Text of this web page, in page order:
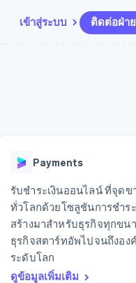
เข้าสู่ระบบ ติดต่อฝ่า
Radar
การก่อตั้
Climate
การขจัด
นะ API
Payments
รับชำระเงินออนไลน์ ที่จุดข
ทั่วโลกด้วยโซลูชันการชำร
สร้างมาสำหรับธุรกิจทุกขน
ธุรกิจสตาร์ทอัพไปจนถึงอง
ระดับโลก
ดูข้อมูลเพิ่มเติม